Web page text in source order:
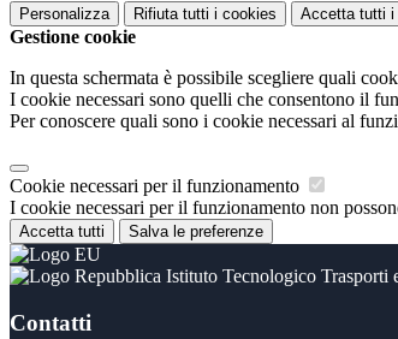
Personalizza Rifiuta tutti i cookies Accetta tutti i
Gestione cookie
In questa schermata è possibile scegliere quali
I cookie necessari sono quelli che consentono il
Per conoscere quali sono i cookie necessari al
Cookie necessari per il funzionamento
I cookie necessari per il funzionamento non
Accetta tutti Salva le preferenze
Istituto Tecnologico Trasporti
Contatti